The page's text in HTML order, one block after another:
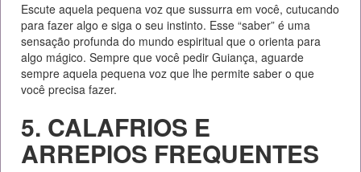
Escute aquela pequena voz que sussurra em você, cutucando
para fazer algo e siga o seu instinto. Esse “saber” é uma
sensação profunda do mundo espiritual que o orienta para
algo mágico. Sempre que você pedir Guiança, aguarde
sempre aquela pequena voz que lhe permite saber o que
você precisa fazer.
5. CALAFRIOS E
ARREPIOS FREQUENTES